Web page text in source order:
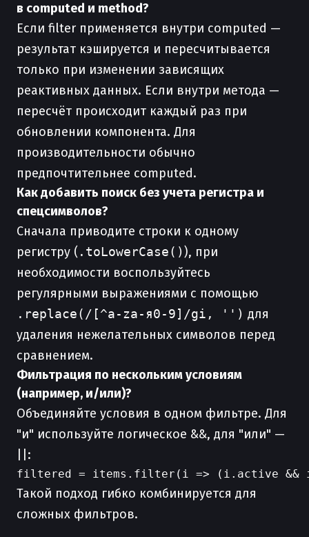
в computed и method?
Если filter применяется внутри computed —
результат кэшируется и пересчитывается
только при изменении зависящих
реактивных данных. Если внутри метода —
пересчёт происходит каждый раз при
обновлении компонента. Для
производительности обычно
предпочтительнее computed.
Как добавить поиск без учета регистра и
спецсимволов?
Сначала приводите строки к одному
регистру ( .toLowerCase() ), при
необходимости воспользуйтесь
регулярными выражениями с помощью
.replace(/[^a-zа-я0-9]/gi, '') для
удаления нежелательных символов перед
сравнением.
Фильтрация по нескольким условиям
(например, и/или)?
Объединяйте условия в одном фильтре. Для
"и" используйте логическое &&, для "или" —
||:
Такой подход гибко комбинируется для
сложных фильтров.